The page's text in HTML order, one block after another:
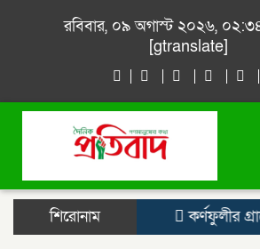
রবিবার, ০৯ অগাস্ট ২০২৬,
[gtranslate]
শিরোনাম কর্ণফুলীর